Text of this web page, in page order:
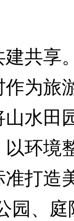
享
为旅
水田
环境
打造
园、